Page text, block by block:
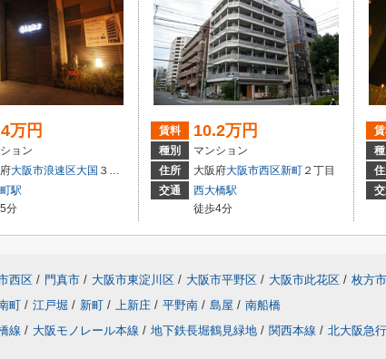
万円
ョン
大阪市浪速区大国 ３丁目
駅
分
賃料 10.2万円
種別
マンション
住所
大阪府大阪市西区新町 ２丁目
交通
西大橋駅
徒歩4分
西区 / 門真市 / 大阪市東淀川区 / 大阪市平野区 / 大阪市此花区 / 枚方市
町 / 江戸堀 / 新町 / 上新庄 / 平野南 / 島屋 / 南船橋
線 / 大阪モノレール本線 / 地下鉄長堀鶴見緑地 / 関西本線 / 北大阪急